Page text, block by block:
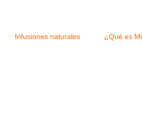
Infusiones naturales ¿Qué es